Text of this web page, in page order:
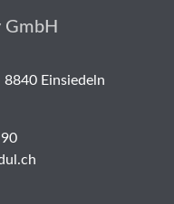
GmbH
Einsiedeln